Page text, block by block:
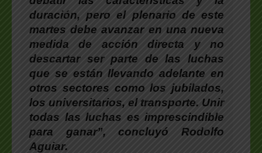
duración, pero el plenario de este
martes debe avanzar en una nueva
medida de acción directa y no
descartar ser parte de las luchas
que se están llevando adelante en
otros sectores como los jubilados,
los universitarios, el transporte. Unir
todas las luchas es imprescindible
para ganar”, concluyó Rodolfo
Aguiar.